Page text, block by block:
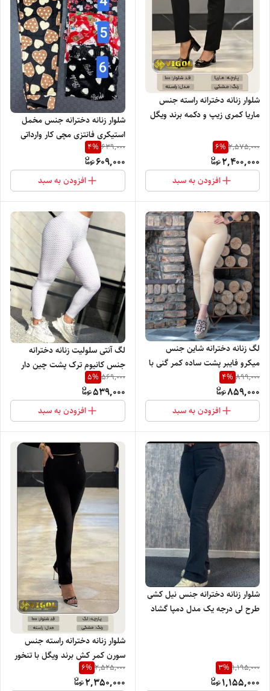
شلوار زنانه دخترانه راسته جنس
ماریا کمری زیپ و دکمه برند ویگل
2,575,000
6%
2,400,000
افزودن به سبد
شلوار زنانه دخترانه جنس مخمل
استیکری فانتزی مچی کار وارداتی
برند GVC بسیار نرم گرم و راحت
639,000
4%
609,000
افزودن به سبد
لگ زنانه دخترانه شاین جنس
میکرو فایبر پشت ساده کمر گنی با
رنگ بندی و تنخور بسیار شیک و
جذاب
899,000
4%
859,000
افزودن به سبد
لگ آنتی سلولیت زنانه دخترانه
جنس کانیوم ترک پشت چین دار
کمر گنی با کیفیت رنگ بندی و
تنخور بسیار شیک
569,000
5%
539,000
افزودن به سبد
شلوار زنانه دخترانه جنس نیل کشی
طرح لی درجه یک مدل دمپا گشاد
1,195,000
3%
1,155,000
شلوار زنانه دخترانه راسته جنس
سورن کمر کش برند ویگل با تنخور
بسیار نرم راحت و شیک
2,525,000
6%
2,350,000